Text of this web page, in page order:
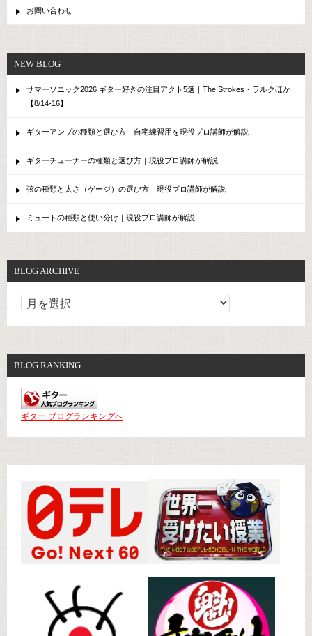
お問い合わせ
NEW BLOG
サマーソニック2026 ギター好きの注目アクト5選｜The Strokes・ラルクほか
【8/14-16】
ギターアンプの種類と選び方｜自宅練習用を現役プロ講師が解説
ギターチューナーの種類と選び方｜現役プロ講師が解説
弦の種類と太さ（ゲージ）の選び方｜現役プロ講師が解説
ミュートの種類と使い分け｜現役プロ講師が解説
BLOG ARCHIVE
BLOG RANKING
ギター ブログランキングへ